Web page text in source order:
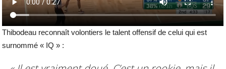
Thibodeau reconnaît volontiers le talent offensif de celui qui est
surnommé « IQ » :